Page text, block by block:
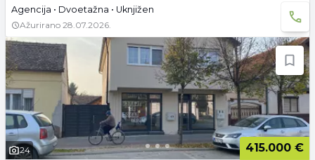
Agencija • Dvoetažna • Uknjižen
Ažurirano 28.07.2026.
24 415.000 €